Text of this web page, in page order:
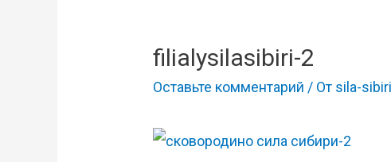
filialysilasibiri-2
Оставьте комментарий / От sila-sibiri